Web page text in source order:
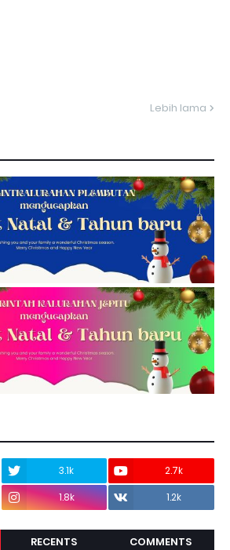
Lebih lama
3.1k
2.7k
1.8k 1.2k
RECENTS COMMENTS